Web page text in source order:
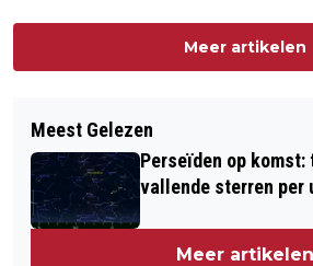
Meer artikelen
Meest Gelezen
Perseïden op
vallende sterren per
Meer artikelen